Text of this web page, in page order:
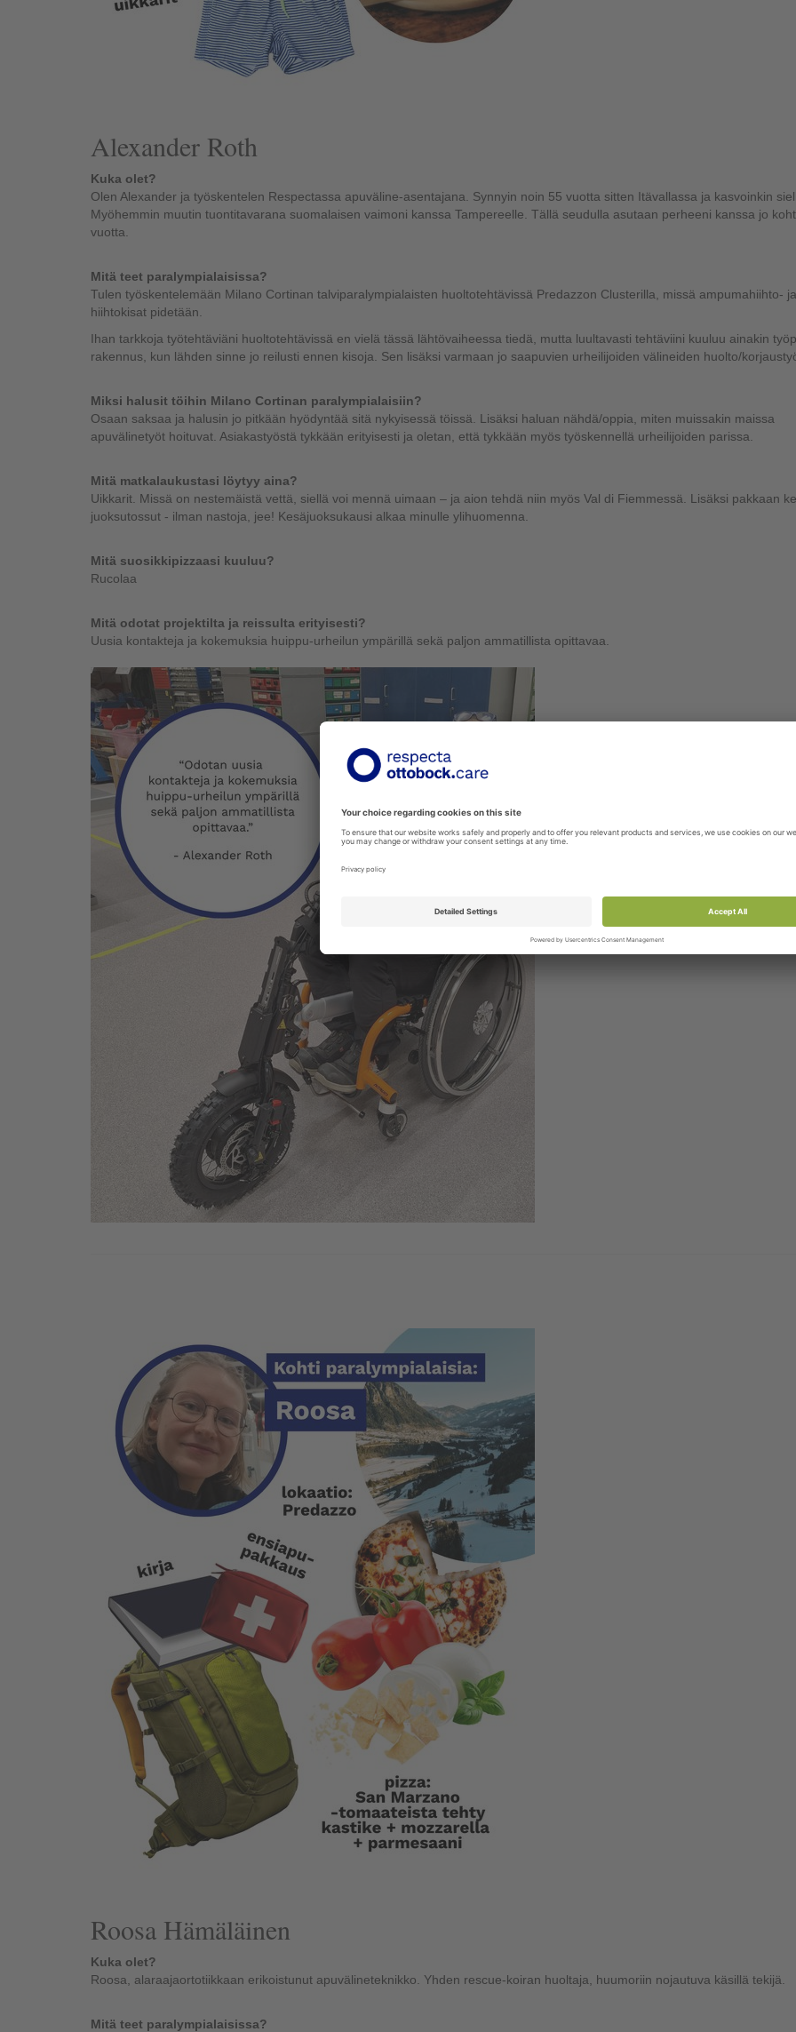
Alexander Roth
Kuka olet?
Olen Alexander ja työskentelen Respectassa apuväline-asentajana. Synnyin noin 55 vuotta sitten Itävallassa ja kasvoinkin
Myöhemmin muutin tuontitavarana suomalaisen vaimoni kanssa Tampereelle. Tällä seudulla asutaan perheeni kanssa jo
vuotta.
Mitä teet paralympialaisissa?
Tulen työskentelemään Milano Cortinan talviparalympialaisten huoltotehtävissä Predazzon Clusterilla, missä ampumahiihto- ja
hiihtokisat pidetään.
Ihan tarkkoja työtehtäviäni huoltotehtävissä en vielä tässä lähtövaiheessa tiedä, mutta luultavasti tehtäviini kuuluu ainakin
rakennus, kun lähden sinne jo reilusti ennen kisoja. Sen lisäksi varmaan jo saapuvien urheilijoiden välineiden huolto/
Miksi halusit töihin Milano Cortinan paralympialaisiin?
Osaan saksaa ja halusin jo pitkään hyödyntää sitä nykyisessä töissä. Lisäksi haluan nähdä/oppia, miten muissakin maissa
apuvälinetyöt hoituvat. Asiakastyöstä tykkään erityisesti ja oletan, että tykkään myös työskennellä urheilijoiden parissa.
Mitä matkalaukustasi löytyy aina?
Uikkarit. Missä on nestemäistä vettä, siellä voi mennä uimaan – ja aion tehdä niin myös Val di Fiemmessä. Lisäksi pakkaan
juoksutossut - ilman nastoja, jee! Kesäjuoksukausi alkaa minulle ylihuomenna.
Mitä suosikkipizzaasi kuuluu?
Rucolaa
Mitä odotat projektilta ja reissulta erityisesti?
Uusia kontakteja ja kokemuksia huippu-urheilun ympärillä sekä paljon ammatillista opittavaa.
Roosa Hämäläinen
Kuka olet?
Roosa, alaraajaortotiikkaan erikoistunut apuvälineteknikko. Yhden rescue-koiran huoltaja, huumoriin nojautuva käsillä tekijä.
Mitä teet paralympialaisissa?